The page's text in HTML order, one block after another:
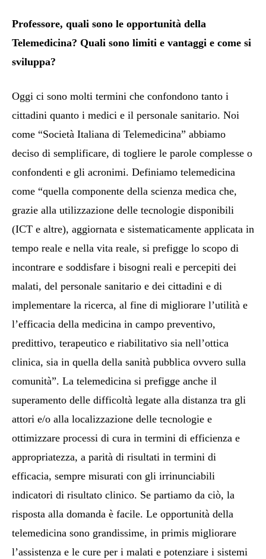
Professore, quali sono le opportunità della
Telemedicina? Quali sono limiti e vantaggi e come si
sviluppa?
Oggi ci sono molti termini che confondono tanto i
cittadini quanto i medici e il personale sanitario. Noi
come “Società Italiana di Telemedicina” abbiamo
deciso di semplificare, di togliere le parole complesse o
confondenti e gli acronimi. Definiamo telemedicina
come “quella componente della scienza medica che,
grazie alla utilizzazione delle tecnologie disponibili
(ICT e altre), aggiornata e sistematicamente applicata in
tempo reale e nella vita reale, si prefigge lo scopo di
incontrare e soddisfare i bisogni reali e percepiti dei
malati, del personale sanitario e dei cittadini e di
implementare la ricerca, al fine di migliorare l’utilità e
l’efficacia della medicina in campo preventivo,
predittivo, terapeutico e riabilitativo sia nell’ottica
clinica, sia in quella della sanità pubblica ovvero sulla
comunità”. La telemedicina si prefigge anche il
superamento delle difficoltà legate alla distanza tra gli
attori e/o alla localizzazione delle tecnologie e
ottimizzare processi di cura in termini di efficienza e
appropriatezza, a parità di risultati in termini di
efficacia, sempre misurati con gli irrinunciabili
indicatori di risultato clinico. Se partiamo da ciò, la
risposta alla domanda è facile. Le opportunità della
telemedicina sono grandissime, in primis migliorare
l’assistenza e le cure per i malati e potenziare i sistemi